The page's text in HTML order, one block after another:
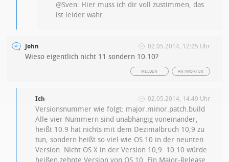
@Sven: Hier muss ich dir voll zustimmen, das
ist leider wahr.
John 02.05.2014, 12:25 Uhr
Wieso eigentlich nicht 11 sondern 10.10?
ANTWORTEN
MELDEN
Ich 02.05.2014, 14:49 Uhr
Versionsnummer wie folgt: major.minor.patch.build
Alle vier Nummern sind unabhängig voneinander,
heißt 10.9 hat nichts mit dem Dezimalbruch 10,9 zu
tun, sondern heißt so viel wie OS 10 in der neunten
Version. Nicht OS X in der Version 10,9. 10.10 würde